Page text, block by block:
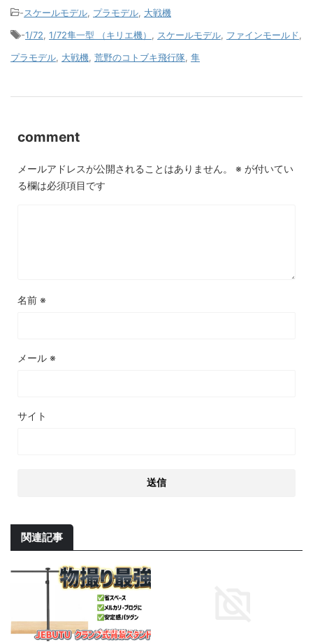
-スケールモデル プラモデル 大戦機
-1/72 1/72隼一型 （キリエ機） スケールモデル ファインモールド
プラモデル 大戦機 荒野のコトブキ飛行隊 隼
comment
メールアドレスが公開されることはありません。 ※ が付いてい
る欄は必須項目です
名前 ※
メール ※
サイト
関連記事
2026/5/17